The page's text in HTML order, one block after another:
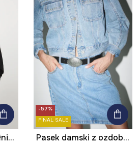
Koszula męska z kołnierzykiem klasycznym gładka
-57%
FINAL SALE
Pasek damski z ozdobną klamrą